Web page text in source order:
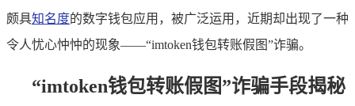
颇具知名度的数字钱包应用，被广泛运用，近期却出现了一种
令人忧心忡忡的现象——“imtoken钱包转账假图”诈骗。
“imtoken钱包转账假图”诈骗手段揭秘